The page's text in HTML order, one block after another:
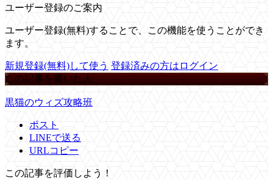
ユーザー登録のご案内
ユーザー登録(無料)することで、この機能を使うことができ
ます。
新規登録(無料)して使う 登録済みの方はログイン
この記事を書いた人
黒猫のウィズ攻略班
ポスト
LINEで送る
URLコピー
この記事を評価しよう！